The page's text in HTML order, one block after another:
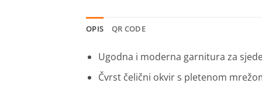
OPIS QR CODE
Ugodna i moderna garnitura za
Čvrst čelični okvir s pletenom